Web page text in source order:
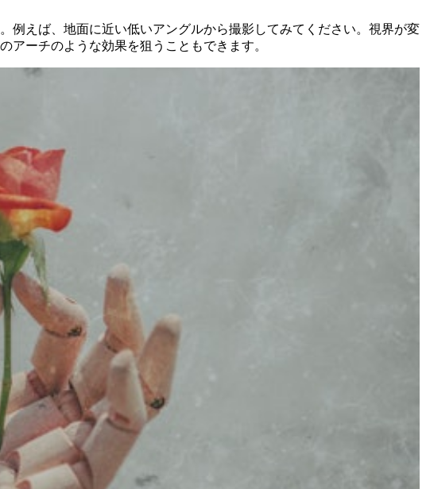
例えば、地面に近い低いアングルから撮影してみてください。視界が変
ーチのような効果を狙うこともできます。